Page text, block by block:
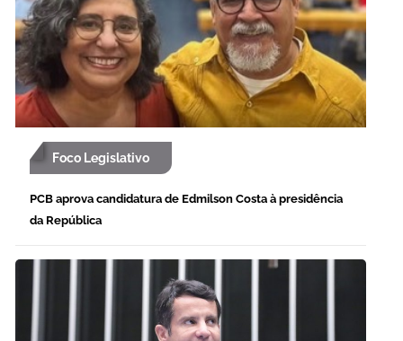
Foco Legislativo
PCB aprova candidatura de Edmilson Costa à presidência
da República